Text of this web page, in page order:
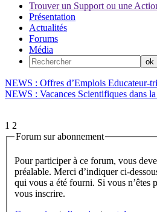
Trouver un Support ou une
Présentation
Actualités
Forums
Média
NEWS : Offres d’Emplois Educateur-
NEWS : Vacances Scientifiques dans
1 2
Forum sur abonnement
Pour participer à ce forum, vous devez vous enregistrer au
préalable. Merci d’indiquer ci-dessous l’identifiant personnel
qui vous a été fourni. Si vous n’êtes pas enregistré, vous devez
vous inscrire.